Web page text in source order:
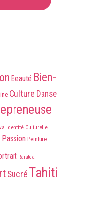
Beauté Bien-
Culture Danse
Identité Culturelle
Passion Peinture
Raiatea
Sucré Tahiti